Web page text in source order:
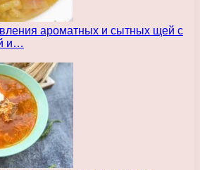
ароматных и сытных щей с
и…